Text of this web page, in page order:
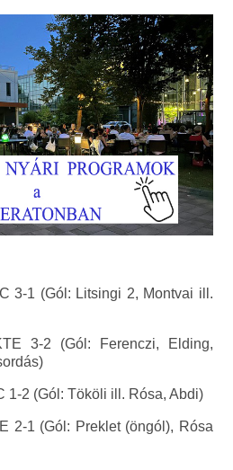
3-1 (Gól: Litsingi 2, Montvai ill.
3-2 (Gól: Ferenczi, Elding,
1-2 (Gól: Tököli ill. Rósa, Abdi)
2-1 (Gól: Preklet (öngól), Rósa